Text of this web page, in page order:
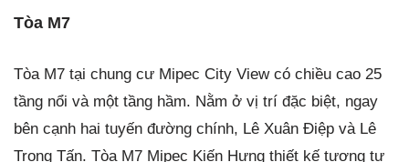
Tòa M7
Tòa M7 tại chung cư Mipec City View có chiều cao 25
tầng nổi và một tầng hầm. Nằm ở vị trí đặc biệt, ngay
bên cạnh hai tuyến đường chính, Lê Xuân Điệp và Lê
Trọng Tấn. Tòa M7 Mipec Kiến Hưng thiết kế tương tự